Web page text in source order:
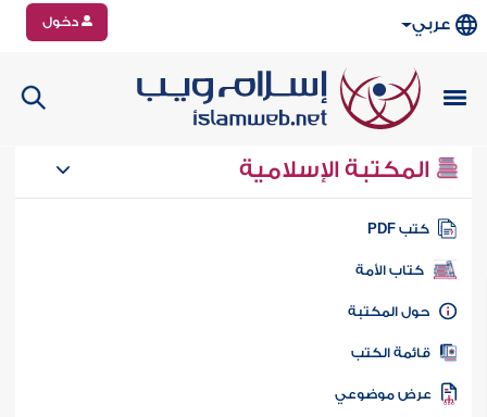
عربي دخول
المكتبة الإسلامية
كتب PDF
كتاب الأمة
المكتبة
الكتب